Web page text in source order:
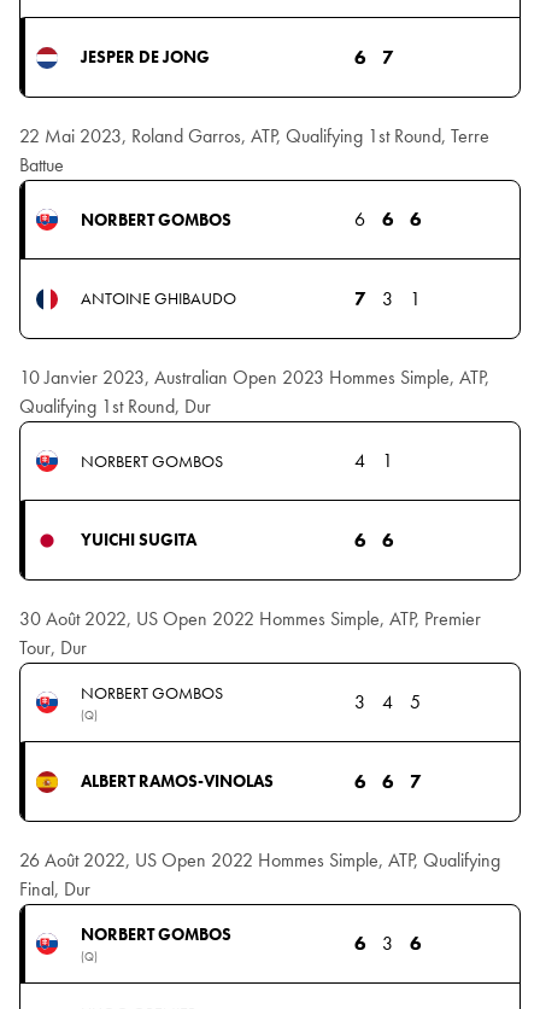
JESPER DE JONG 6 7
22 Mai 2023, Roland Garros, ATP, Qualifying 1st Round, Terre
Battue
NORBERT GOMBOS 6 6 6
ANTOINE GHIBAUDO 7 3 1
10 Janvier 2023, Australian Open 2023 Hommes Simple, ATP,
Qualifying 1st Round, Dur
NORBERT GOMBOS 4 1
YUICHI SUGITA 6 6
30 Août 2022, US Open 2022 Hommes Simple, ATP, Premier
Tour, Dur
NORBERT GOMBOS
(Q)
3 4 5
ALBERT RAMOS-VINOLAS 6 6 7
26 Août 2022, US Open 2022 Hommes Simple, ATP, Qualifying
Final, Dur
NORBERT GOMBOS
(Q)
6 3 6